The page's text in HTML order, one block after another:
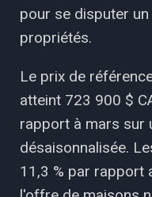
pour se disputer
propriétés.
Le prix de
atteint 723 900 $
rapport à mars sur
désaisonnalisée.
11,3 % par rapport